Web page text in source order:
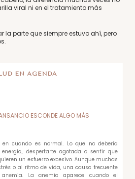
viral ni en el tratamiento más
la parte que siempre estuvo ahí, pero
EN AGENDA
ESCONDE ALGO MÁS
cuando es normal. Lo que no debería
despertarte agotada o sentir que
un esfuerzo excesivo. Aunque muchas
o al ritmo de vida, una causa frecuente
La anemia aparece cuando el